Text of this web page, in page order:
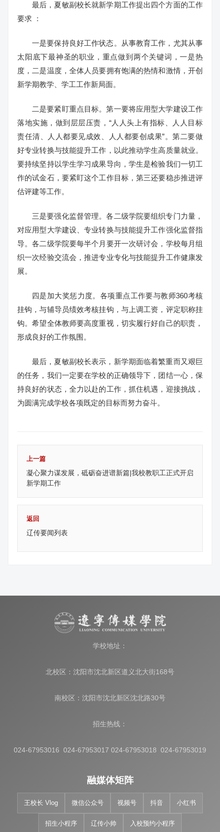
最后，夏敏副校长就新学期工作提出四个方面的工作
要求 ：
一是要保持良好工作状态。从事教育工作，尤其从事
太阳底下最神圣的职业，重点做到两个关键词，一是热
度，二是温度，全体人员要拥有饱满的热情和激情，开创
新学期教学、学工工作新局面。
二是要紧盯重点目标。第一要将应用型大学建设工作
落地实施，做到层层压责，“人人头上有指标、人人目标
责任清、人人都要见成效、人人都要创成果”。第二要做
好专业转换与技能提升工作，以此推动学生高质量就业。
要持续坚持以学生学习成果导向，学生是检验我们一切工
作的试金石，要紧盯这个工作目标，第三还要稳步推进评
估评建等工作。
三是要强化监督管理。各二级学院要组织专门力量，
对应用型大学建设、专业转换与技能提升工作强化监督指
导。各二级学院要每半个月要开一次研讨会，学校每月组
织一次经验交流会，推进专业专化与技能提升工作健康发
展。
四是加大奖惩力度。各项重点工作要与教师360考核
挂钩，与辅导员绩效考核挂钩，与上调工资，评定职称挂
钩。希望全体教师要高度重视，切实履行好自己的职责，
形成良好的工作氛围。
最后，夏敏副校长表示，新学期面临着繁重而又艰巨
的任务，我们一定要在学校的正确领导下，团结一心，保
持良好的状态，全力以赴的工作，抓住机遇，迎接挑战，
为圆满完成学校各项既定的目标而努力奋斗。
上一篇
凝心聚力谋发展，砥砺奋进谱新篇|我校教职工正式开启
新学期工作
返回
辽传要闻列表
学校地址：
北校区：沈阳市沈北新区道义北大街168号
南校区：沈阳市沈北新区沈北路30号
招生热线：
024-67953016 024-67953017 024-67953018 024-67953019
融媒体矩阵
王校长 Vlog 微信公众号 视频号 抖音 小红书
招生小程序 辽传小帅 入校预约小程序